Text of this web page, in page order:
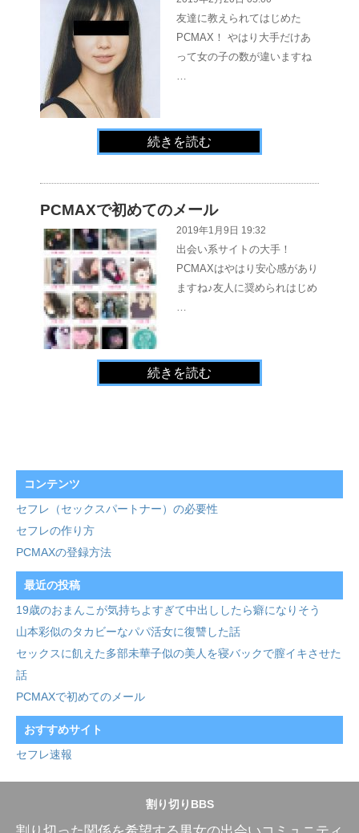
友達に教えられてはじめた
PCMAX！ やはり大手だけあ
って女の子の数が違いますね
続きを読む
PCMAXで初めてのメール
2019年1月9日 19:32
出会い系サイトの大手！
PCMAXはやはり安心感があり
ますね♪友人に奨められはじめ
続きを読む
コンテンツ
セフレ（セックスパートナー）の必要性
セフレの作り方
PCMAXの登録方法
最近の投稿
19歳のおまんこが気持ちよすぎて中出ししたら癖になりそう
山本彩似のタカビーなパパ活女に復讐した話
セックスに飢えた多部未華子似の美人を寝バックで膣イキさせた
話
PCMAXで初めてのメール
おすすめサイト
セフレ速報
割り切りBBS